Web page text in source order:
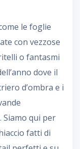
le foglie
con vezzose
o fantasmi
dove il
d’ombra e i
Siamo qui per
fatti di